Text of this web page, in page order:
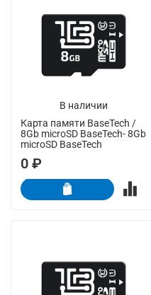
В наличии
Карта памяти BaseTech /
8Gb microSD BaseTech- 8Gb
microSD BaseTech
0 ₽